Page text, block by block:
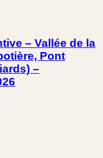
– Vallée de la
Pont
–